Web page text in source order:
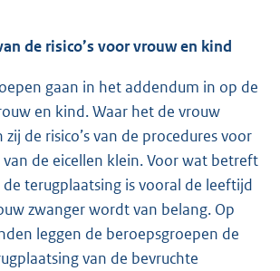
de risico’s voor vrouw en kind
gaan in het addendum in op de
en kind. Waar het de vrouw
de risico’s van de procedures voor
de eicellen klein. Voor wat betreft
de terugplaatsing is vooral de leeftijd
zwanger wordt van belang. Op
leggen de beroepsgroepen de
van de bevruchte